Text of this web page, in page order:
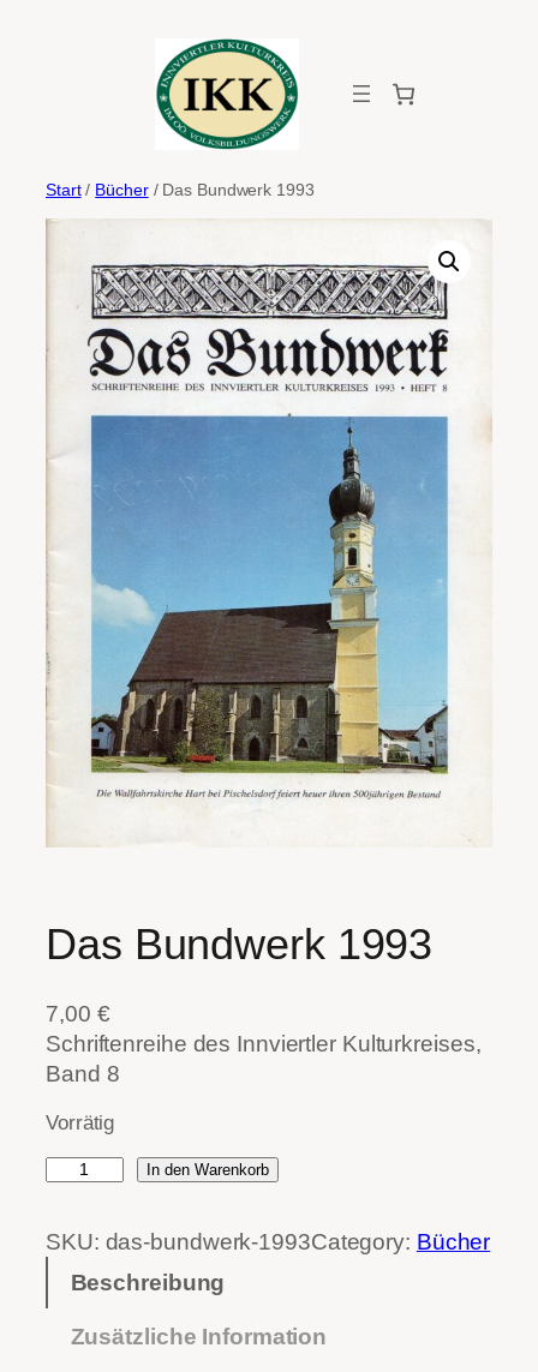
Start/ Bücher/ Das Bundwerk 1993
Das Bundwerk 1993
7,00 €
Schriftenreihe des Innviertler Kulturkreises,
Band 8
Vorrätig
s
B
In den Warenkorb
SKU: das-bundwerk-1993Category: Bücher
Beschreibung
Zusätzliche Information